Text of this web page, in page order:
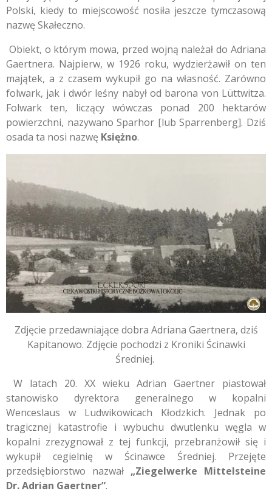
Polski, kiedy to miejscowość nosiła jeszcze tymczasową
nazwę Skałeczno.
Obiekt, o którym mowa, przed wojną należał do Adriana
Gaertnera. Najpierw, w 1926 roku, wydzierżawił on ten
majątek, a z czasem wykupił go na własność. Zarówno
folwark, jak i dwór leśny nabył od barona von Lüttwitza.
Folwark ten, liczący wówczas ponad 200 hektarów
powierzchni, nazywano Sparhor [lub Sparrenberg]. Dziś
osada ta nosi nazwę Księżno.
Zdjęcie przedawniające dobra Adriana Gaertnera, dziś
Kapitanowo. Zdjęcie pochodzi z Kroniki Ścinawki
Średniej.
W latach 20. XX wieku Adrian Gaertner piastował
stanowisko dyrektora generalnego w kopalni
Wenceslaus w Ludwikowicach Kłodzkich. Jednak po
tragicznej katastrofie i wybuchu dwutlenku węgla w
kopalni zrezygnował z tej funkcji, przebranżowił się i
wykupił cegielnię w Ścinawce Średniej. Przejęte
przedsiębiorstwo nazwał „Ziegelwerke Mittelsteine
Dr. Adrian Gaertner”.